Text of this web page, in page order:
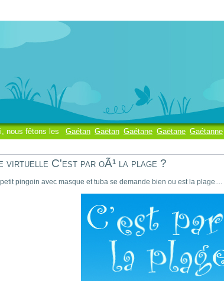
nous fêtons les Gaétan Gaëtan Gaétane Gaëtane Gaétanne
virtuelle C'est par oÃ¹ la plage ?
pingoin avec masque et tuba se demande bien ou est la plage....